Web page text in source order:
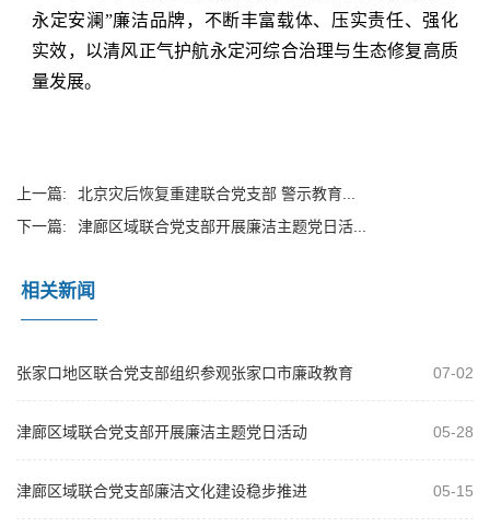
永定安澜”廉洁品牌，不断丰富载体、压实责任、强化
实效，以清风正气护航永定河综合治理与生态修复高质
量发展。
上一篇:
北京灾后恢复重建联合党支部 警示教育...
下一篇:
津廊区域联合党支部开展廉洁主题党日活...
相关新闻
张家口地区联合党支部组织参观张家口市廉政教育
07-02
津廊区域联合党支部开展廉洁主题党日活动 05-28
津廊区域联合党支部廉洁文化建设稳步推进 05-15